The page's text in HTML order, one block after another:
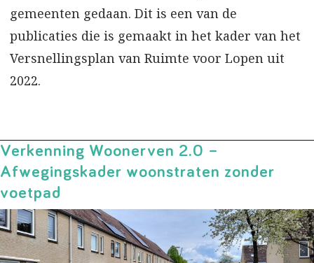
gemeenten gedaan. Dit is een van de
publicaties die is gemaakt in het kader van het
Versnellingsplan van Ruimte voor Lopen uit
2022.
Verkenning Woonerven 2.0 –
Afwegingskader woonstraten zonder
voetpad